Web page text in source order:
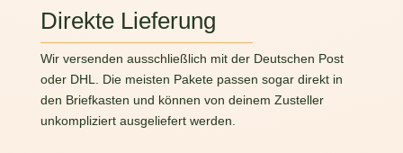
Direkte Lieferung
Wir versenden ausschließlich mit der Deutschen Post
oder DHL. Die meisten Pakete passen sogar direkt in
den Briefkasten und können von deinem Zusteller
unkompliziert ausgeliefert werden.